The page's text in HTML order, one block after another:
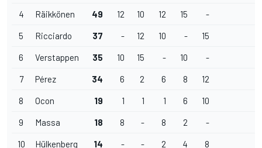
4 Räikkönen 49 12 10 12 15 -
5 Ricciardo 37 - 12 10 - 15
6 Verstappen 35 10 15 - 10 -
7 Pérez 34 6 2 6 8 12
8 Ocon 19 1 1 1 6 10
9 Massa 18 8 - 8 2 -
10 Hülkenberg 14 - - 2 4 8